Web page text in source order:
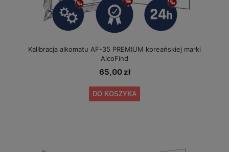
Kalibracja alkomatu AF-35 PREMIUM koreańskiej marki
AlcoFind
65,00 zł
DO KOSZYKA